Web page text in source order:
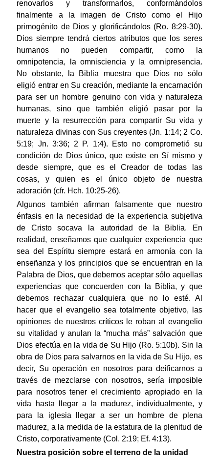
renovarlos y transformarlos, conformándolos
finalmente a la imagen de Cristo como el Hijo
primogénito de Dios y glorificándolos (Ro. 8:29-30).
Dios siempre tendrá ciertos atributos que los seres
humanos no pueden compartir, como la
omnipotencia, la omnisciencia y la omnipresencia.
No obstante, la Biblia muestra que Dios no sólo
eligió entrar en Su creación, mediante la encarnación
para ser un hombre genuino con vida y naturaleza
humanas, sino que también eligió pasar por la
muerte y la resurrección para compartir Su vida y
naturaleza divinas con Sus creyentes (Jn. 1:14; 2 Co.
5:19; Jn. 3:36; 2 P. 1:4). Esto no comprometió su
condición de Dios único, que existe en Sí mismo y
desde siempre, que es el Creador de todas las
cosas, y quien es el único objeto de nuestra
adoración (cfr. Hch. 10:25-26).
Algunos también afirman falsamente que nuestro
énfasis en la necesidad de la experiencia subjetiva
de Cristo socava la autoridad de la Biblia. En
realidad, enseñamos que cualquier experiencia que
sea del Espíritu siempre estará en armonía con la
enseñanza y los principios que se encuentran en la
Palabra de Dios, que debemos aceptar sólo aquellas
experiencias que concuerden con la Biblia, y que
debemos rechazar cualquiera que no lo esté. Al
hacer que el evangelio sea totalmente objetivo, las
opiniones de nuestros críticos le roban al evangelio
su vitalidad y anulan la “mucha más” salvación que
Dios efectúa en la vida de Su Hijo (Ro. 5:10b). Sin la
obra de Dios para salvarnos en la vida de Su Hijo, es
decir, Su operación en nosotros para deificarnos a
través de mezclarse con nosotros, sería imposible
para nosotros tener el crecimiento apropiado en la
vida hasta llegar a la madurez, individualmente, y
para la iglesia llegar a ser un hombre de plena
madurez, a la medida de la estatura de la plenitud de
Cristo, corporativamente (Col. 2:19; Ef. 4:13).
Nuestra posición sobre el terreno de la unidad